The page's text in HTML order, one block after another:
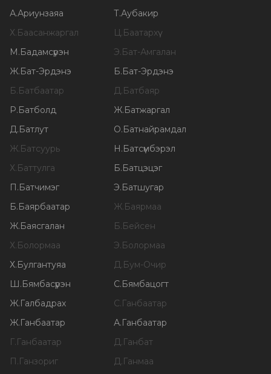
А.Ариунзаяа Т.Аубакир
Х.Баасанжаргал Ц.Баатархүү
М.Бадамсүрэн Э.Бат-Амгалан
Ж.Бат-Эрдэнэ Б.Бат-Эрдэнэ
Б.Батбаатар Д.Батбаяр
Р.Батболд Ж.Батжаргал
Д.Батлут О.Батнайрамдал
Ж.Батсуурь Н.Батсүмбэрэл
Х.Баттулга Б.Батцэцэг
П.Батчимэг Э.Батшугар
Б.Баярбаатар Ж.Баярмаа
Ж.Баясгалан Б.Бейсен
Х.Болормаа Э.Болормаа
Х.Булгантуяа Д.Бум-Очир
Ш.Бямбасүрэн С.Бямбацогт
Ж.Галбадрах С.Ганбаатар
Ж.Ганбаатар А.Ганбаатар
Г.Ганбаатар Д.Ганбат
П.Ганзориг Д.Ганмаа